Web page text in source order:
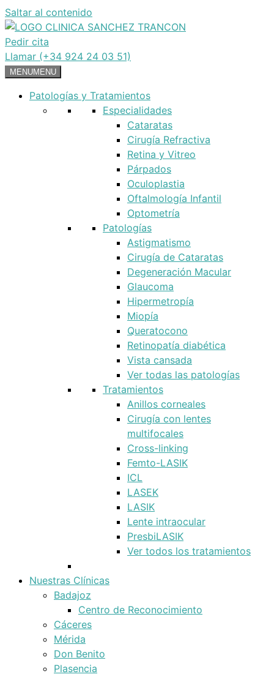
Saltar al contenido
Pedir cita
Llamar (+34 924 24 03 51)
MENUMENU
Patologías y Tratamientos
Especialidades
Cataratas
Cirugía Refractiva
Retina y Vitreo
Párpados
Oculoplastia
Oftalmología Infantil
Optometría
Patologías
Astigmatismo
Cirugía de Cataratas
Degeneración Macular
Glaucoma
Hipermetropía
Miopía
Queratocono
Retinopatía diabética
Vista cansada
Ver todas las patologías
Tratamientos
Anillos corneales
Cirugía con lentes
multifocales
Cross-linking
Femto-LASIK
ICL
LASEK
LASIK
Lente intraocular
PresbiLASIK
Ver todos los tratamientos
Nuestras Clínicas
Badajoz
Centro de Reconocimiento
Cáceres
Mérida
Don Benito
Plasencia